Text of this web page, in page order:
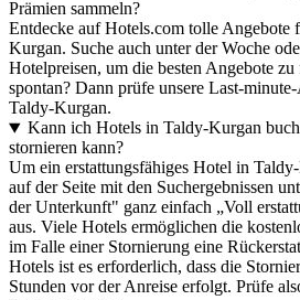
Prämien sammeln?
Entdecke auf Hotels.com tolle Angebote
Kurgan. Suche auch unter der Woche
Hotelpreisen, um die besten Angebote
spontan? Dann prüfe unsere Last-
Taldy-Kurgan.
Kann ich Hotels in Taldy-Kurgan
stornieren kann?
Um ein erstattungsfähiges Hotel in
auf der Seite mit den Suchergebnissen
der Unterkunft" ganz einfach „Voll
aus. Viele Hotels ermöglichen die
im Falle einer Stornierung eine
Hotels ist es erforderlich, dass die
Stunden vor der Anreise erfolgt. Prüfe